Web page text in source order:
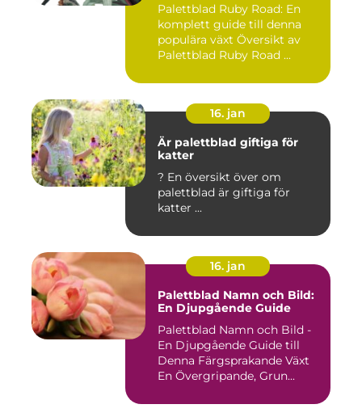
Palettblad Ruby Road: En
komplett guide till denna
populära växt Översikt av
Palettblad Ruby Road ...
16. jan
Är palettblad giftiga för
katter
? En översikt över om
palettblad är giftiga för
katter ...
16. jan
Palettblad Namn och Bild:
En Djupgående Guide
Palettblad Namn och Bild -
En Djupgående Guide till
Denna Färgsprakande Växt
En Övergripande, Grun...